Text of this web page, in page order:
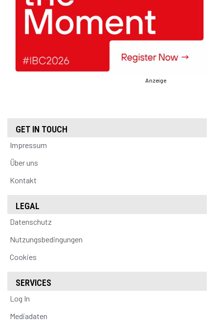
Anzeige
GET IN TOUCH
Impressum
Über uns
Kontakt
LEGAL
Datenschutz
Nutzungsbedingungen
Cookies
SERVICES
Log In
Mediadaten